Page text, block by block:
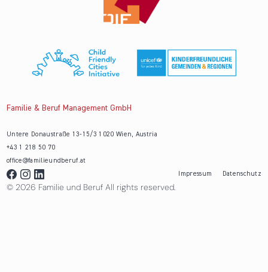
Familie & Beruf Management GmbH
Untere Donaustraße 13-15/3 1020 Wien, Austria
+43 1 218 50 70
office@familieundberuf.at
Impressum
Datenschutz
© 2026 Familie und Beruf All rights reserved.